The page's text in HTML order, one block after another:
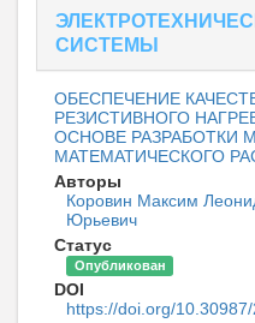
СИСТЕМЫ
ОБЕСПЕЧЕНИЕ
РЕЗИСТИВНОГО
ОСНОВЕ РАЗРАБОТКИ
МАТЕМАТИЧЕСКОГО
Авторы
Коровин Максим
Юрьевич
Статус
Опубликован
DOI
https://doi.org/